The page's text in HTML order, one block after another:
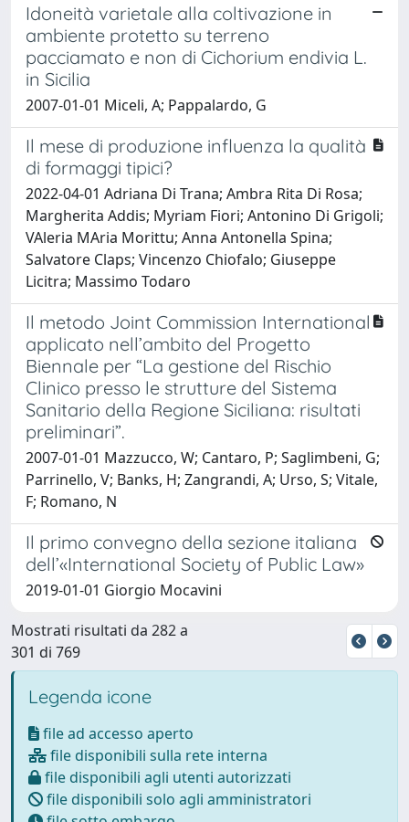
Idoneità varietale alla coltivazione in
ambiente protetto su terreno
pacciamato e non di Cichorium endivia L.
in Sicilia
2007-01-01 Miceli, A; Pappalardo, G
Il mese di produzione influenza la qualità
di formaggi tipici?
2022-04-01 Adriana Di Trana; Ambra Rita Di Rosa;
Margherita Addis; Myriam Fiori; Antonino Di Grigoli;
VAleria MAria Morittu; Anna Antonella Spina;
Salvatore Claps; Vincenzo Chiofalo; Giuseppe
Licitra; Massimo Todaro
Il metodo Joint Commission International
applicato nell’ambito del Progetto
Biennale per “La gestione del Rischio
Clinico presso le strutture del Sistema
Sanitario della Regione Siciliana: risultati
preliminari”.
2007-01-01 Mazzucco, W; Cantaro, P; Saglimbeni, G;
Parrinello, V; Banks, H; Zangrandi, A; Urso, S; Vitale,
F; Romano, N
Il primo convegno della sezione italiana
dell’«International Society of Public Law»
2019-01-01 Giorgio Mocavini
Mostrati risultati da 282 a
301 di 769
Legenda icone
file ad accesso aperto
file disponibili sulla rete interna
file disponibili agli utenti autorizzati
file disponibili solo agli amministratori